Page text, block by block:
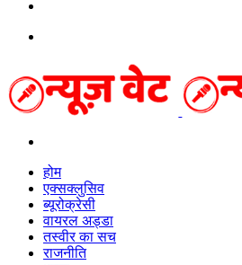
होम
एक्सक्लुसिव
ब्यूरोक्रेसी
वायरल अड्डा
तस्वीर का सच
राजनीति